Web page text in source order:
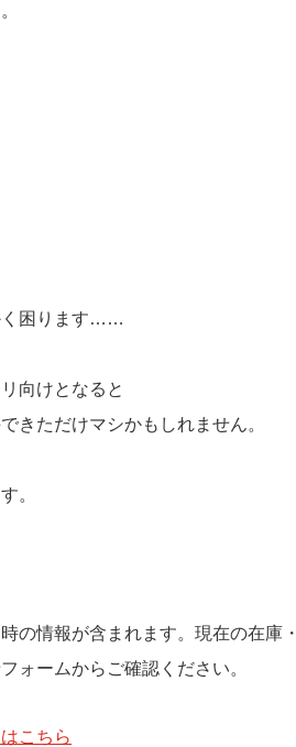
く困ります……
向けとなると
きただけマシかもしれません。
。
の情報が含まれます。現在の在庫
ォームからご確認ください。
こちら